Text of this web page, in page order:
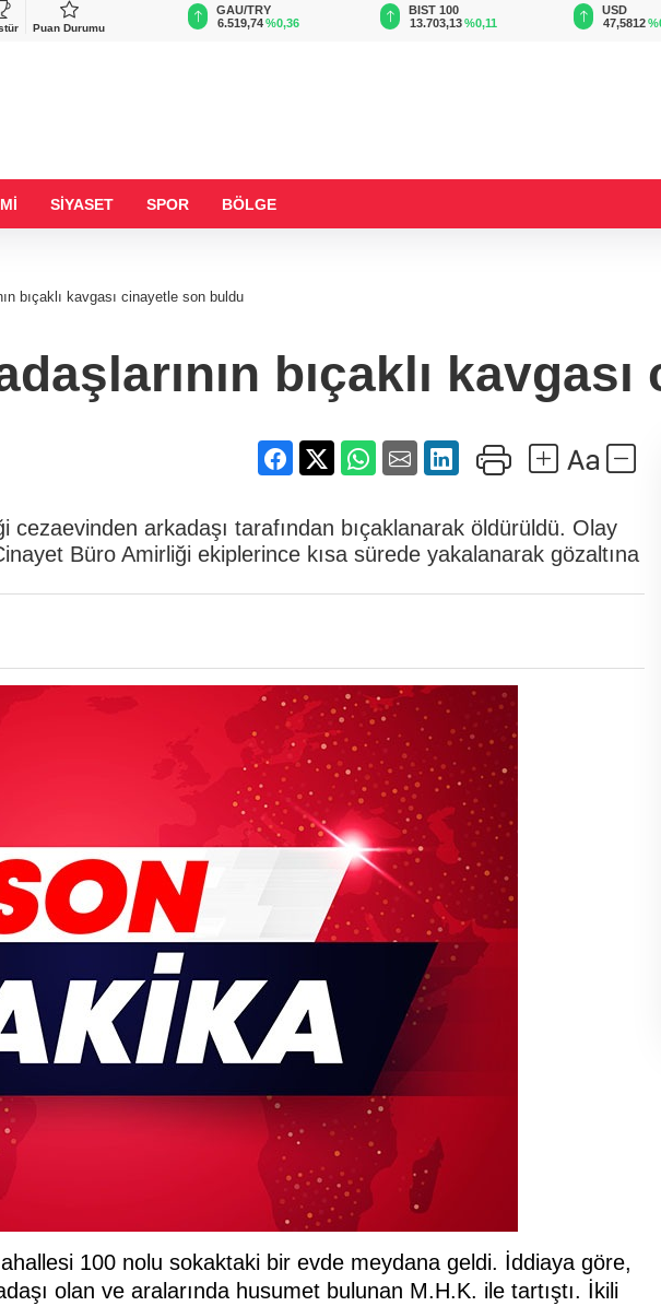
Puan Durumu
0,0018
%0,25
GAU/TRY
6.519,74%0,36
BIST 100
13.703,13%0,11
USD
47,5812
SİYASET SPOR BÖLGE
bıçaklı kavgası cinayetle son buldu
bıçaklı
cezaevinden arkadaşı tarafından bıçaklanarak öldürüldü. Olay
Büro Amirliği ekiplerince kısa sürede yakalanarak gözaltına
100 nolu sokaktaki bir evde meydana geldi. İddiaya göre,
olan ve aralarında husumet bulunan M.H.K. ile tartıştı. İkili